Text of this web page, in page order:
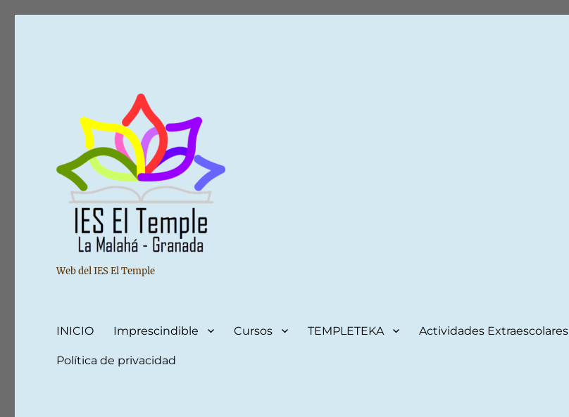
Web del IES El Temple
INICIO Imprescindible Cursos TEMPLETEKA Actividades Extraescolares
Política de privacidad